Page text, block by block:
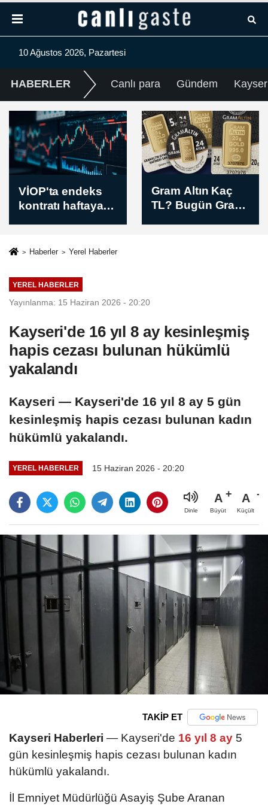
10 Ağustos 2026, Pazartesi
HABERLER Canlı para Gündem
Gram Altın Kaç
TL? Bugün Gram
2026)
Dolar/TL 47,72
seviyesinden
Haberler Yerel Haberler
YEREL HABERLER
Yayınlanma: 15 Haziran 2026 - 20:20
Kayseri'de 16 yıl 8 ay kesinleşmiş
hapis cezası bulunan hükümlü
yakalandı
Kayseri — Kayseri'de 16 yıl 8 ay 5 gün
kesinleşmiş hapis cezası bulunan kadın
hükümlü yakalandı.
YEREL HABERLER 15 Haziran 2026 - 20:20
Dinle
A
Büyüt
A
Küçült
TAKİP ET
Kayseri Haberleri — Kayseri'de 16 yıl 8 ay 5
gün kesinleşmiş hapis cezası bulunan kadın
hükümlü yakalandı.
İl Emniyet Müdürlüğü Asayiş Şube Aranan